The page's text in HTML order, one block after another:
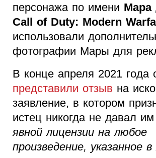
персонажа по имени Мара
Call of Duty: Modern
использовали
фотографии Мары для
В конце апреля 2021 года
представили отзыв на
заявление, в котором
истец никогда не давал
явной лицензии на любое
произведение, указанное